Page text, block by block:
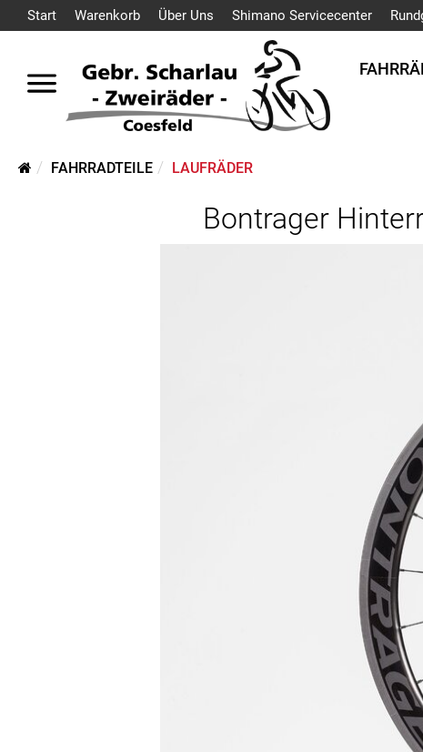
Start Warenkorb Über Uns Shimano Servicecenter
FAHRRADTEILE LAUFRÄDER
Bontrager